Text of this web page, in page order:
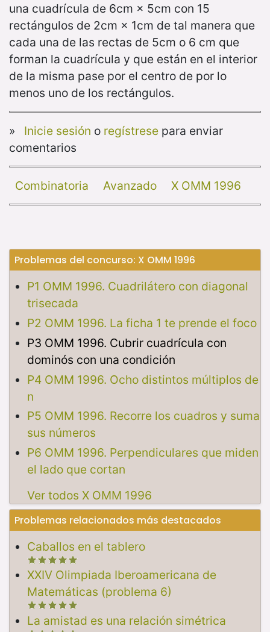
una cuadrícula de 6cm × 5cm con 15
rectángulos de 2cm × 1cm de tal manera que
cada una de las rectas de 5cm o 6 cm que
forman la cuadrícula y que están en el interior
de la misma pase por el centro de por lo
menos uno de los rectángulos.
» Inicie sesión o regístresepara enviar
comentarios
Combinatoria Avanzado X OMM 1996
Problemas del concurso: X OMM 1996
P1 OMM 1996. Cuadrilátero con diagonal
trisecada
P2 OMM 1996. La ficha 1 te prende el foco
P3 OMM 1996. Cubrir cuadrícula con
dominós con una condición
P4 OMM 1996. Ocho distintos múltiplos de
n
P5 OMM 1996. Recorre los cuadros y suma
sus números
P6 OMM 1996. Perpendiculares que miden
el lado que cortan
Ver todos X OMM 1996
Problemas relacionados más destacados
Caballos en el tablero
XXIV Olimpiada Iberoamericana de
Matemáticas (problema 6)
La amistad es una relación simétrica